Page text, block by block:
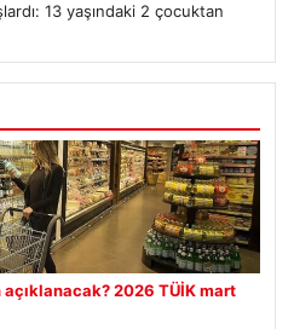
13 yaşındaki 2 çocuktan
2026 TÜİK mart